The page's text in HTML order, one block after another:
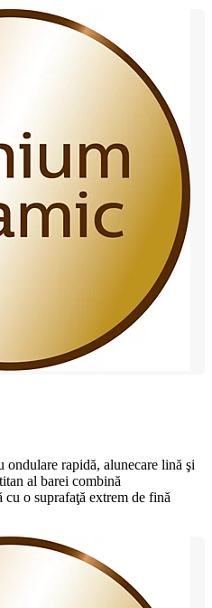
rapidă, alunecare lină şi
al barei combină
o suprafaţă extrem de fină